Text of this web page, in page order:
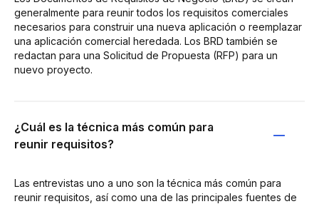
generalmente para reunir todos los requisitos comerciales
necesarios para construir una nueva aplicación o reemplazar
una aplicación comercial heredada. Los BRD también se
redactan para una Solicitud de Propuesta (RFP) para un
nuevo proyecto.
¿Cuál es la técnica más común para
reunir requisitos?
Las entrevistas uno a uno son la técnica más común para
reunir requisitos, así como una de las principales fuentes de